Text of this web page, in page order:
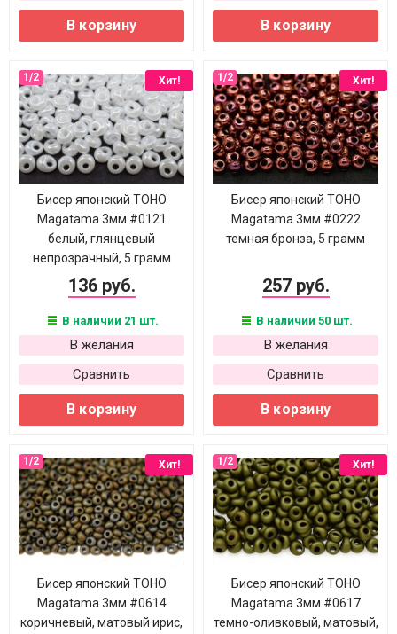
В корзину В корзину
Хит!
Бисер японский TOHO
Magatama 3мм #0121
белый, глянцевый
непрозрачный, 5 грамм
136 руб.
В наличии 21 шт.
В желания
Сравнить
В корзину
Хит!
Бисер японский TOHO
Magatama 3мм #0222
темная бронза, 5 грамм
257 руб.
В наличии 50 шт.
В желания
Сравнить
В корзину
Хит!
Бисер японский TOHO
Magatama 3мм #0614
коричневый, матовый ирис,
Хит!
Бисер японский TOHO
Magatama 3мм #0617
темно-оливковый, матовый,